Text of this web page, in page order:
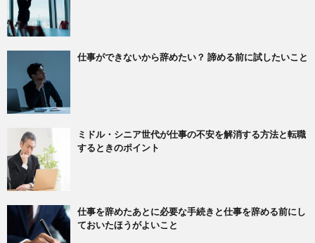
仕事ができないから辞めたい？ 諦める前に試したいこと
ミドル・シニア世代が仕事の不安を解消する方法と転職
するときのポイント
仕事を辞めたあとに必要な手続きと仕事を辞める前にし
ておいたほうがよいこと